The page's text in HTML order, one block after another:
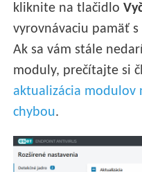
kliknite na tlačidlo
vyrovnávaciu pamäť
Ak sa vám stále
moduly, prečítajte si
aktualizácia modulov
chybou.